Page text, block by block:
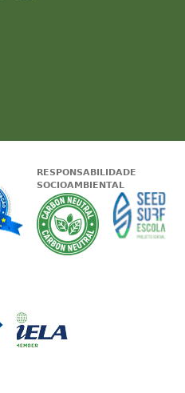
Google - Status do site no
Garantia de
RESPONSABILIDADE
SOCIOAMBIENTAL
A